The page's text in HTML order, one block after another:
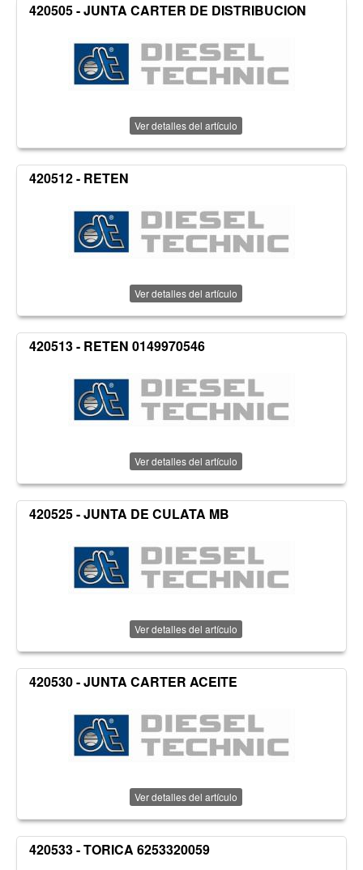
420505 - JUNTA CARTER DE DISTRIBUCION
Ver detalles del artículo
420512 - RETEN
Ver detalles del artículo
420513 - RETEN 0149970546
Ver detalles del artículo
420525 - JUNTA DE CULATA MB
Ver detalles del artículo
420530 - JUNTA CARTER ACEITE
Ver detalles del artículo
420533 - TORICA 6253320059